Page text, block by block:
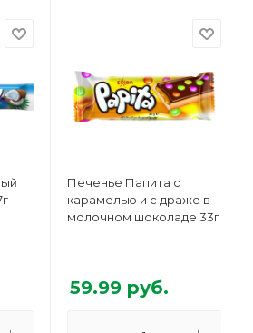
Печенье Папита с
карамелью и с драже в
молочном шоколаде 33г
59.99руб.